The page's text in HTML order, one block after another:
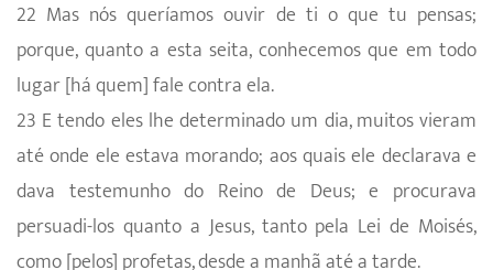
22 Mas nós queríamos ouvir de ti o que tu pensas;
porque, quanto a esta seita, conhecemos que em todo
lugar [há quem] fale contra ela.
23 E tendo eles lhe determinado um dia, muitos vieram
até onde ele estava morando; aos quais ele declarava e
dava testemunho do Reino de Deus; e procurava
persuadi-los quanto a Jesus, tanto pela Lei de Moisés,
como [pelos] profetas, desde a manhã até a tarde.